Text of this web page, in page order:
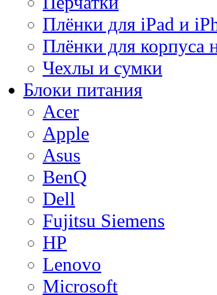
Плёнки для iPad и
Плёнки для корпуса
Чехлы и сумки
Блоки питания
Acer
Apple
Asus
BenQ
Dell
Fujitsu Siemens
HP
Lenovo
Microsoft